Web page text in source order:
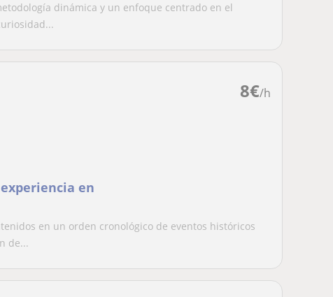
dinámica y un enfoque centrado en el
8€/h
en
en un orden cronológico de eventos históricos
de...